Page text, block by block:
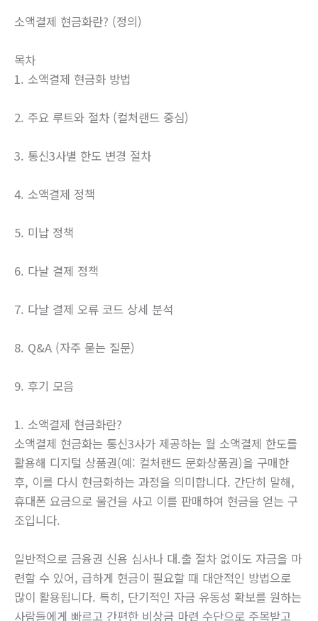
소액결제 현금화란? (정의)
목차
1. 소액결제 현금화 방법
2. 주요 루트와 절차 (컬처랜드 중심)
3. 통신3사별 한도 변경 절차
4. 소액결제 정책
5. 미납 정책
6. 다날 결제 정책
7. 다날 결제 오류 코드 상세 분석
8. Q&A (자주 묻는 질문)
9. 후기 모음
1. 소액결제 현금화란?
소액결제 현금화는 통신3사가 제공하는 월 소액결제 한도를
활용해 디지털 상품권(예: 컬처랜드 문화상품권)을 구매한
후, 이를 다시 현금화하는 과정을 의미합니다. 간단히 말해,
휴대폰 요금으로 물건을 사고 이를 판매하여 현금을 얻는 구
조입니다.
일반적으로 금융권 신용 심사나 대.출 절차 없이도 자금을 마
련할 수 있어, 급하게 현금이 필요할 때 대안적인 방법으로
많이 활용됩니다. 특히, 단기적인 자금 유동성 확보를 원하는
사람들에게 빠르고 간편한 비상금 마련 수단으로 주목받고